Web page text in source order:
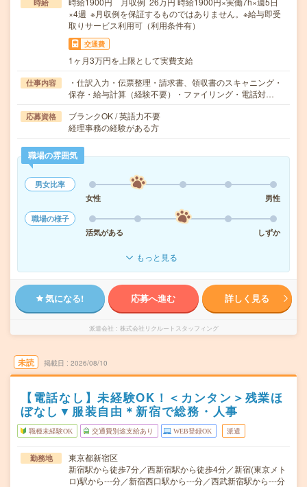
時給
×4週 ※月収例を保証するものではありません。※給与即受
取りサービス利用可（利用条件有）
交通費
1ヶ月3万円を上限として実費支給
仕事内容
・仕訳入力・伝票整理・請求書、領収書のスキャニング・
保存・給与計算（経験不要）・ファイリング・電話対…
応募資格
ブランクOK / 英語力不要
経理事務の経験がある方
職場の雰囲気
男女比率
女性
男性
職場の様子
活気がある
しずか
もっと見る
気になる! 応募へ進む 詳しく見る
派遣会社 株式会社リクルートスタッフィング
未読 掲載日 2026/08/10
【電話なし】未経験OK！＜カンタン＞残業ほ
ぼなし▼服装自由＊新宿で総務・人事
職種未経験OK 交通費別途支給あり WEB登録OK 派遣
勤務地
東京都新宿区
新宿駅から徒歩7分／西新宿駅から徒歩4分／新宿(東京メト
ロ)駅から---分／新宿西口駅から---分／西武新宿駅から---分